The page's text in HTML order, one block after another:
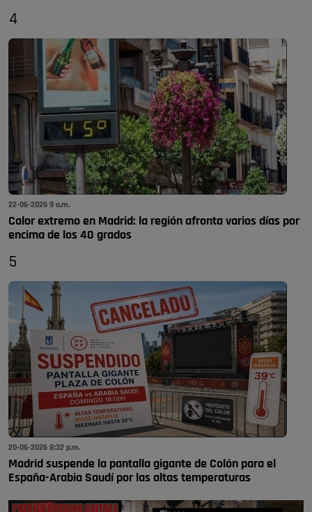
4
22-06-2026 9 a.m.
Calor extremo en Madrid: la región afronta varios días por
encima de los 40 grados
5
20-06-2026 8:32 p.m.
Madrid suspende la pantalla gigante de Colón para el
España-Arabia Saudí por las altas temperaturas